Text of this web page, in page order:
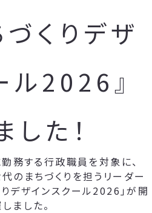
くりデザ
ル2026』
た！
務する行政職員を対象に、
のまちづくりを担うリーダー
デザインスクール2026」が開
ました。